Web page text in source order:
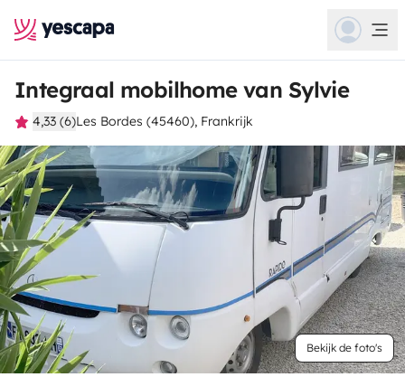
Integraal mobilhome van Sylvie
4,33 (6)Les Bordes (45460), Frankrijk
Bekijk de foto's